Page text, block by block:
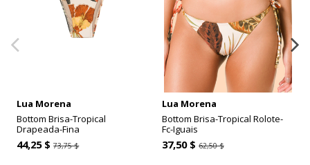
Lua Morena
Bottom Brisa-Tropical
Drapeada-Fina
44,25 $73,75 $
Lua Morena
Bottom Brisa-Tropical Rolote-
Fc-Iguais
37,50 $ 62,50 $